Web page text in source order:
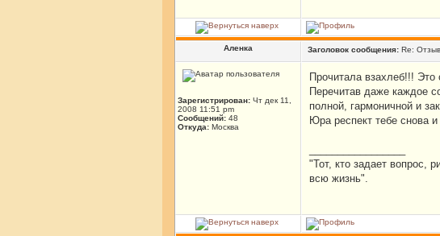
Аленка Заголовок сообщения: Re:
Зарегистрирован: Чт дек 11,
2008 11:51 pm
Сообщений: 48
Откуда: Москва
Прочитала взахлеб!!! Это
Перечитав даже каждое
полной, гармоничной и
Юра респект тебе снова
"Тот, кто задает вопрос,
всю жизнь".